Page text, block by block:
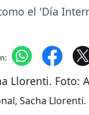
el 'Día
Sacha Llorenti.